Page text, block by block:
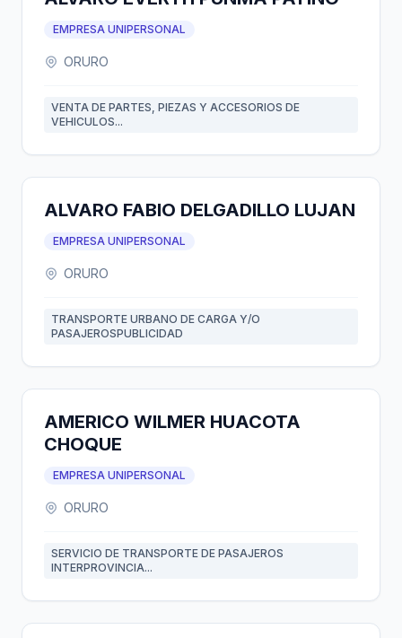
EMPRESA UNIPERSONAL
ORURO
VENTA DE PARTES, PIEZAS Y ACCESORIOS DE
VEHICULOS...
ALVARO FABIO DELGADILLO LUJAN
EMPRESA UNIPERSONAL
ORURO
TRANSPORTE URBANO DE CARGA Y/O
PASAJEROSPUBLICIDAD
AMERICO WILMER HUACOTA
CHOQUE
EMPRESA UNIPERSONAL
ORURO
SERVICIO DE TRANSPORTE DE PASAJEROS
INTERPROVINCIA...